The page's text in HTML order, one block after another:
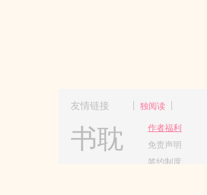
友情链接 独阅读
书耽
作者福利
免责声明
签约制度